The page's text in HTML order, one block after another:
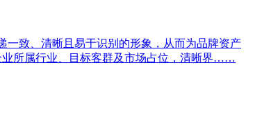
一致、清晰且易于识别的形象，从而为品牌资产
业所属行业、目标客群及市场占位，清晰界……